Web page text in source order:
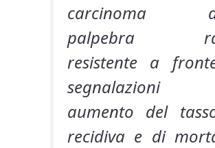
carcinoma
palpebra
resistente a
aumento del
recidiva e di